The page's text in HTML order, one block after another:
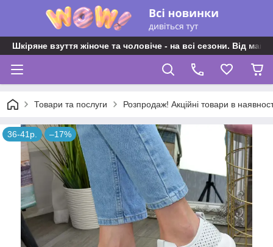
Шкіряне взуття жіноче та чоловіче - на всі сезони. Від
Товари та послуги Розпродаж! Акційні товари в
36-41р. –17%